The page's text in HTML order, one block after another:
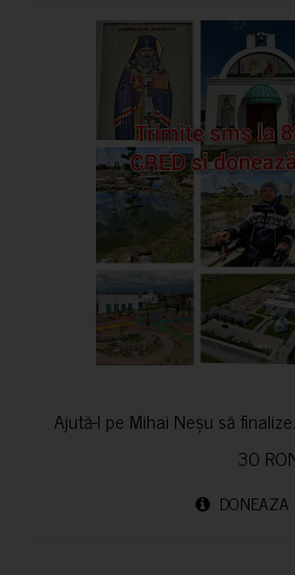
Ajută-l pe Mihai Neșu să
30
DONEAZA